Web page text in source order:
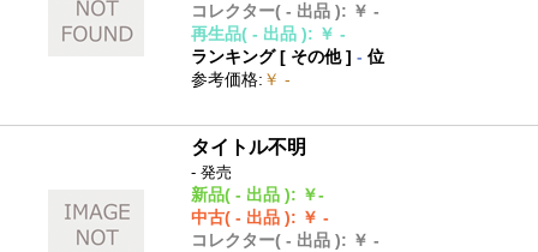
コレクター( - 出品 ): ￥ -
再生品( - 出品 ): ￥ -
ランキング [ その他]- 位
参考価格: ￥ -
タイトル不明
- 発売
新品( - 出品 ): ￥-
中古( - 出品 ): ￥ -
コレクター( - 出品 ): ￥ -